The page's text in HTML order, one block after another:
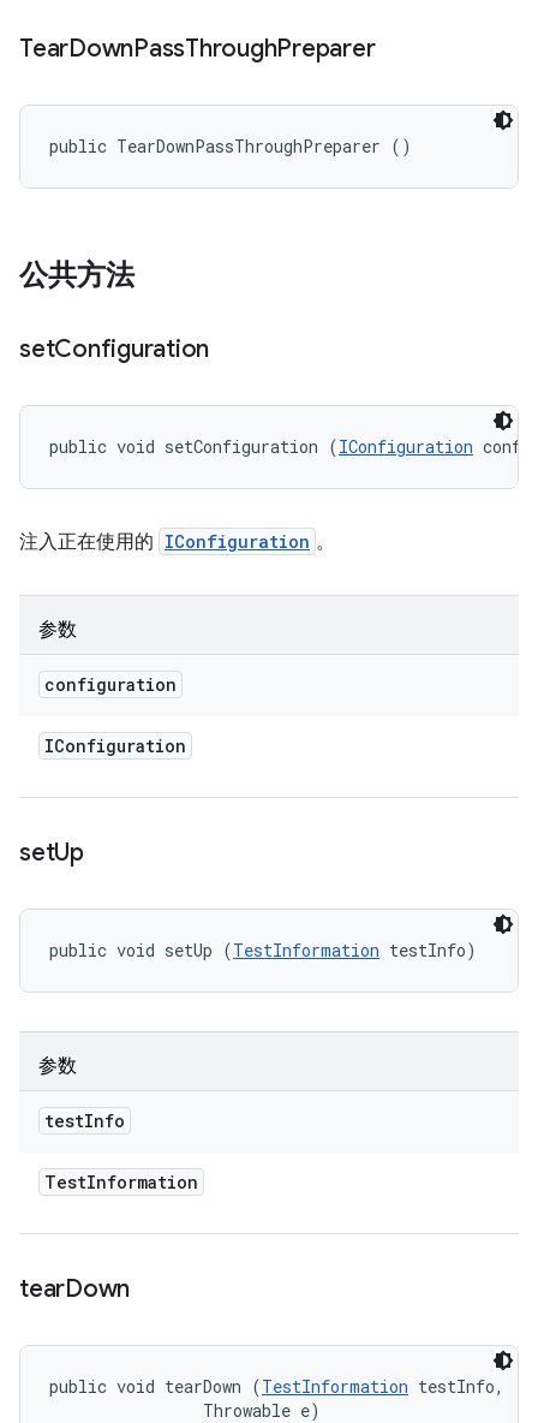
TearDownPassThroughPreparer
public TearDownPassThroughPreparer ()
公共方法
setConfiguration
public void setConfiguration (IConfiguration
注入正在使用的 IConfiguration 。
参数
configuration
IConfiguration
setUp
public void setUp (TestInformation testInfo)
参数
testInfo
TestInformation
tearDown
public void tearDown (TestInformation testInfo,
                Throwable e)